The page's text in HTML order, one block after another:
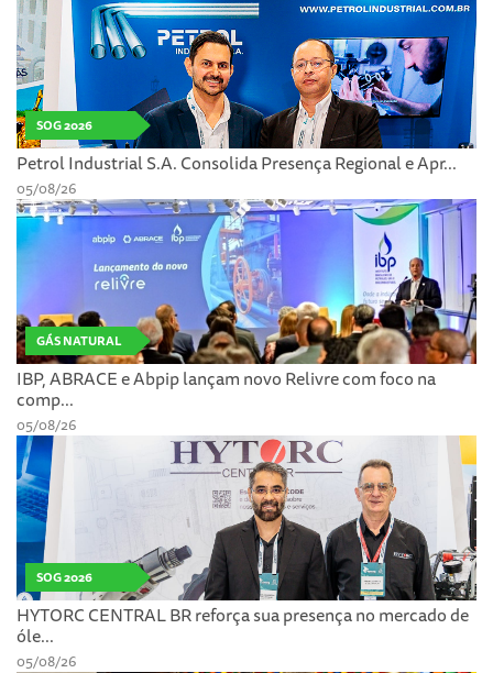
SOG 2026
Petrol Industrial S.A. Consolida Presença Regional e Apr...
05/08/26
GÁS NATURAL
IBP, ABRACE e Abpip lançam novo Relivre com foco na
comp...
05/08/26
SOG 2026
HYTORC CENTRAL BR reforça sua presença no mercado de
óle...
05/08/26